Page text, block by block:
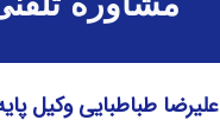
علیرضا طباطبایی وکیل